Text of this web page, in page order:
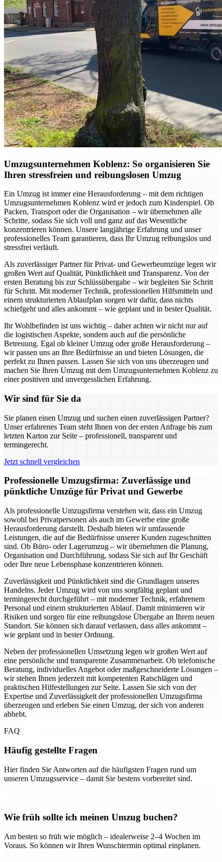
Umzugsunternehmen Koblenz: So organisieren Sie
Ihren stressfreien und reibungslosen Umzug
Ein Umzug ist immer eine Herausforderung – mit dem richtigen
Umzugsunternehmen Koblenz wird er jedoch zum Kinderspiel. Ob
Packen, Transport oder die Organisation – wir übernehmen alle
Schritte, sodass Sie sich voll und ganz auf das Wesentliche
konzentrieren können. Unsere langjährige Erfahrung und unser
professionelles Team garantieren, dass Ihr Umzug reibungslos und
stressfrei verläuft.
Als zuverlässiger Partner für Privat- und Gewerbeumzüge legen wir
großen Wert auf Qualität, Pünktlichkeit und Transparenz. Von der
ersten Beratung bis zur Schlüssübergabe – wir begleiten Sie Schritt
für Schritt. Mit moderner Technik, professionellen Hilfsmitteln und
einem strukturierten Ablaufplan sorgen wir dafür, dass nichts
schiefgeht und alles ankommt – wie geplant und in bester Qualität.
Ihr Wohlbefinden ist uns wichtig – daher achten wir nicht nur auf
die logistischen Aspekte, sondern auch auf die persönliche
Betreuung. Egal ob kleiner Umzug oder große Herausforderung –
wir passen uns an Ihre Bedürfnisse an und bieten Lösungen, die
perfekt zu Ihnen passen. Lassen Sie sich von uns überzeugen und
machen Sie Ihren Umzug mit dem Umzugsunternehmen Koblenz zu
einer positiven und unvergesslichen Erfahrung.
Wir sind für Sie da
Sie planen einen Umzug und suchen einen zuverlässigen Partner?
Unser erfahrenes Team steht Ihnen von der ersten Anfrage bis zum
letzten Karton zur Seite – professionell, transparent und
termingerecht.
Jetzt schnell vergleichen
Professionelle Umzugsfirma: Zuverlässige und
pünktliche Umzüge für Privat und Gewerbe
Als professionelle Umzugsfirma verstehen wir, dass ein Umzug
sowohl bei Privatpersonen als auch im Gewerbe eine große
Herausforderung darstellt. Deshalb bieten wir umfassende
Leistungen, die auf die Bedürfnisse unserer Kunden zugeschnitten
sind. Ob Büro- oder Lagerumzug – wir übernehmen die Planung,
Organisation und Durchführung, sodass Sie sich auf Ihr Geschäft
oder Ihre neue Lebensphase konzentrieren können.
Zuverlässigkeit und Pünktlichkeit sind die Grundlagen unseres
Handelns. Jeder Umzug wird von uns sorgfältig geplant und
termingerecht durchgeführt – mit moderner Technik, erfahrenem
Personal und einem strukturierten Ablauf. Damit minimieren wir
Risiken und sorgen für eine reibungslose Übergabe an Ihrem neuen
Standort. Sie können sich darauf verlassen, dass alles ankommt –
wie geplant und in bester Ordnung.
Neben der professionellen Umsetzung legen wir großen Wert auf
eine persönliche und transparente Zusammenarbeit. Ob telefonische
Beratung, individuelles Angebot oder maßgeschneiderte Lösungen –
wir stehen Ihnen jederzeit mit kompetenten Ratschlägen und
praktischen Hilfestellungen zur Seite. Lassen Sie sich von der
Expertise und Zuverlässigkeit der professionellen Umzugsfirma
überzeugen und erleben Sie einen Umzug, der sich von anderen
abhebt.
FAQ
Häufig gestellte Fragen
Hier finden Sie Antworten auf die häufigsten Fragen rund um
unseren Umzugsservice – damit Sie bestens vorbereitet sind.
Wie früh sollte ich meinen Umzug buchen?
Am besten so früh wie möglich – idealerweise 2–4 Wochen im
Voraus. So können wir Ihren Wunschtermin optimal einplanen.